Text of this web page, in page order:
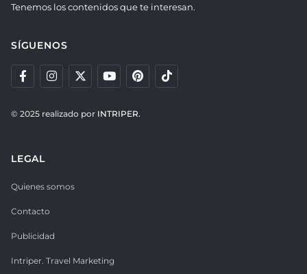
Tenemos los contenidos que te interesan.
SÍGUENOS
© 2025 realizado por INTRIPER.
LEGAL
Quienes somos
Contacto
Publicidad
Intriper. Travel Marketing